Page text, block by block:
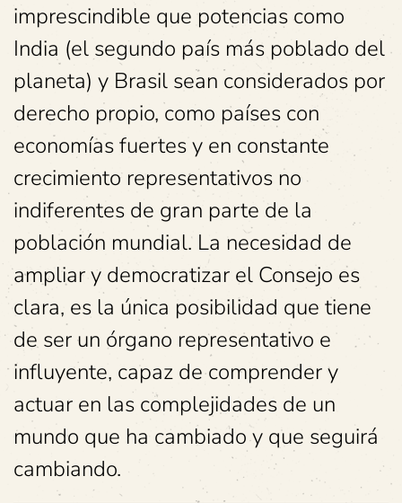
imprescindible que potencias como
India (el segundo país más poblado del
planeta) y Brasil sean considerados por
derecho propio, como países con
economías fuertes y en constante
crecimiento representativos no
indiferentes de gran parte de la
población mundial. La necesidad de
ampliar y democratizar el Consejo es
clara, es la única posibilidad que tiene
de ser un órgano representativo e
influyente, capaz de comprender y
actuar en las complejidades de un
mundo que ha cambiado y que seguirá
cambiando.